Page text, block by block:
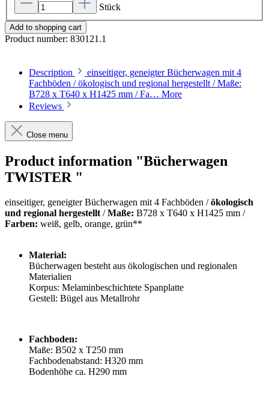
Stück
Add to shopping cart
Product number: 830121.1
Description
einseitiger, geneigter Bücherwagen mit 4
Fachböden / ökologisch und regional hergestellt / Maße:
B728 x T640 x H1425 mm / Fa… More
Reviews
Close menu
Product information "Bücherwagen
TWISTER "
einseitiger, geneigter Bücherwagen mit 4 Fachböden /ökologisch
und regional hergestellt/Maße: B728 x T640 x H1425 mm /
Farben: weiß, gelb, orange, grün**
Material:
Bücherwagen besteht aus ökologischen und regionalen
Materialien
Korpus: Melaminbeschichtete Spanplatte
Gestell: Bügel aus Metallrohr
Fachboden:
Maße: B502 x T250 mm
Fachbodenabstand: H320 mm
Bodenhöhe ca. H290 mm